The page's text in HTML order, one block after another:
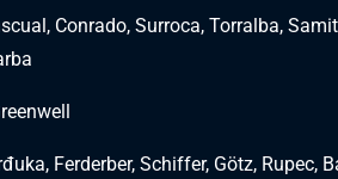
Conrado, Surroca, Torralba,
Ferderber, Schiffer, Götz, Rupec,